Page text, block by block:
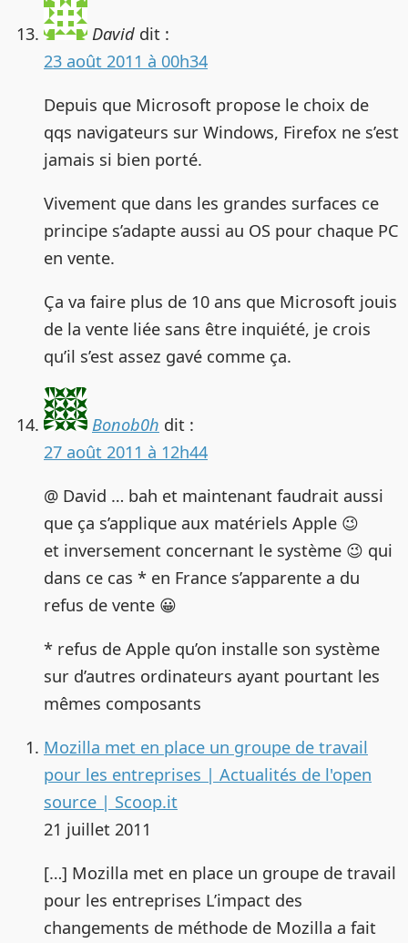
David dit :
23 août 2011 à 00h34
Depuis que Microsoft propose le choix de
qqs navigateurs sur Windows, Firefox ne s’est
jamais si bien porté.
Vivement que dans les grandes surfaces ce
principe s’adapte aussi au OS pour chaque PC
en vente.
Ça va faire plus de 10 ans que Microsoft jouis
de la vente liée sans être inquiété, je crois
qu’il s’est assez gavé comme ça.
Bonob0h dit :
27 août 2011 à 12h44
@ David … bah et maintenant faudrait aussi
que ça s’applique aux matériels Apple 😉
et inversement concernant le système 😉 qui
dans ce cas * en France s’apparente a du
refus de vente 😀
* refus de Apple qu’on installe son système
sur d’autres ordinateurs ayant pourtant les
mêmes composants
Mozilla met en place un groupe de travail
pour les entreprises | Actualités de l'open
source | Scoop.it
21 juillet 2011
[…] Mozilla met en place un groupe de travail
pour les entreprises L’impact des
changements de méthode de Mozilla a fait